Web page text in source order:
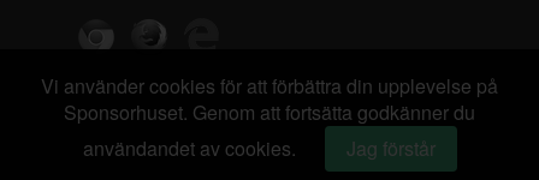
Vi använder cookies för att förbättra din upplevelse på
Sponsorhuset. Genom att fortsätta godkänner du
användandet av cookies.
Jag förstår